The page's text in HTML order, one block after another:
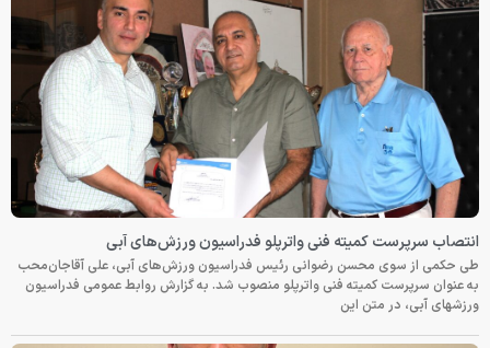
انتصاب سرپرست کمیته فنی واترپلو فدراسیون ورزش‌های آبی
طی حکمی از سوی محسن رضوانی رئیس فدراسیون ورزش‌های آبی، علی آقاجان‌محب
به عنوان سرپرست کمیته فنی واترپلو منصوب شد. به گزارش روابط عمومی فدراسیون
ورزشهای آبی، در متن این